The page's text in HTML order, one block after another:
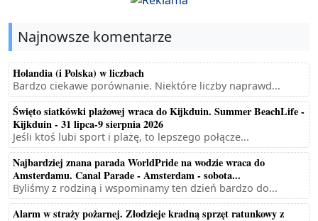
Najnowsze komentarze
Holandia (i Polska) w liczbach
Bardzo ciekawe porównanie. Niektóre liczby naprawd...
Święto siatkówki plażowej wraca do Kijkduin. Summer BeachLife -
Kijkduin - 31 lipca-9 sierpnia 2026
Jeśli ktoś lubi sport i plażę, to lepszego połącze...
Najbardziej znana parada WorldPride na wodzie wraca do
Amsterdamu. Canal Parade - Amsterdam - sobota...
Byliśmy z rodziną i wspominamy ten dzień bardzo do...
Alarm w straży pożarnej. Złodzieje kradną sprzęt ratunkowy z